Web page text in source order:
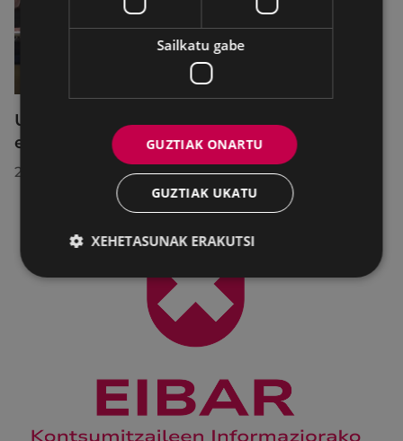
Udalbatzak 2026ko uztailaren 27an
egindako bilkuran hartutako erabakiak
2026/07/28
Sailkatu gabe
GUZTIAK ONARTU
GUZTIAK UKATU
XEHETASUNAK ERAKUTSI